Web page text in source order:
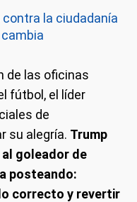
la ciudadanía
cambia
de las oficinas
fútbol, el líder
de
su alegría. Trump
al goleador de
posteando:
lo correcto y revertir